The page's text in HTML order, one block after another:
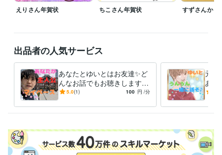
目標を掲げてその目標に対し
とりあえず5分だけでもやってみる✨
そうすると意外と続いたりしますよ✨
勇気がいるのは最初だけです✨
気軽にコメントなどくれると
ゆいとは飛んで喜びます✨☘️
ぜひお聴かせくださると嬉しいです✨☘️
受賞歴
ココナラ出品開始 note ブログ開始
ココナラ　レギュラーランク達
成 ココナラ　ブロンズランク達成 ココナラ　シルバーランク達成
えりさん年賀状 ちこさん年賀状 すずさんから
出品者の人気サービス
あなたとゆいとはお友達✨ど
んなお話でもお聴きします
あなたの人生の主人公はあな
せんか☘
5.0(1) 100 円 /分
元気
あな
試し